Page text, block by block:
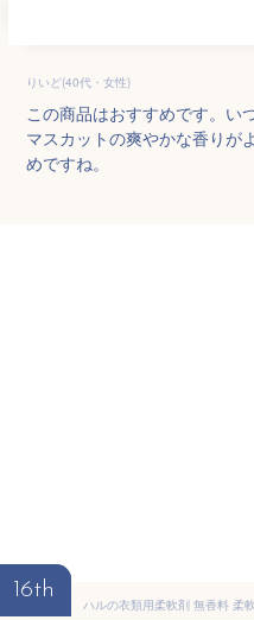
りいど(40代・女性)
この商品はおすすめです。い
マスカットの爽やかな香りが
めですね。
16th